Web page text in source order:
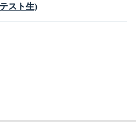
スト生)